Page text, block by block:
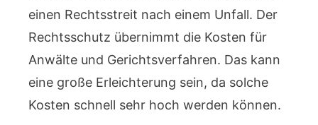
einen Rechtsstreit nach einem Unfall. Der
Rechtsschutz übernimmt die Kosten für
Anwälte und Gerichtsverfahren. Das kann
eine große Erleichterung sein, da solche
Kosten schnell sehr hoch werden können.